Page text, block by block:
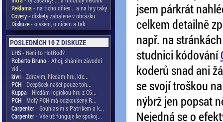
Reklama - na ticho dňies .. a na hry taky
Covery- diskety zabalené v obrázku
Diskuze- o všem, o ničem a tak
POSLEDNÍCH 10 Z DISKUZE
LHS- Není to HotRod?
Roberto Bruno- Ahoj, sháním závodní
vid...
kiwi - Zdravim, hledam hru, kte...
PCH- DeepSeek našel pouze toh...
Kuppa - Hledám logickou hru z C6...
PCH- Mdlý PCH má odzkoušený R...
Carpenter- Souhlasím s Patrikem a k...
Carpenter- Vše už funguje ke spokoj...
jsem párkrát
celkem detailně
např. na
studnici kódování
koderů snad ani
se svojí troškou
nýbrž jen popsat
Nejedná se o